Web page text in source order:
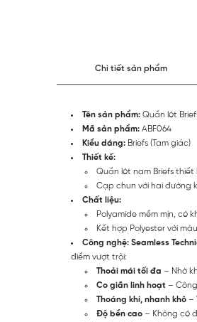
Chi tiết sản phẩm
Tên sản phẩm: Quần lót
Mã sản phẩm: ABF064
Kiểu dáng: Briefs (Tam giác)
Thiết kế:
Quần lót nam Briefs
Cạp chun với hai đường
Chất liệu:
Polyamide mềm mịn, có
Kết hợp Polyester với
Công nghệ: Seamless
điểm vượt trội:
Thoải mái tối đa – Nhờ
Co giãn linh hoạt –
Thoáng khí, nhanh khô –
Độ bền cao – Không có